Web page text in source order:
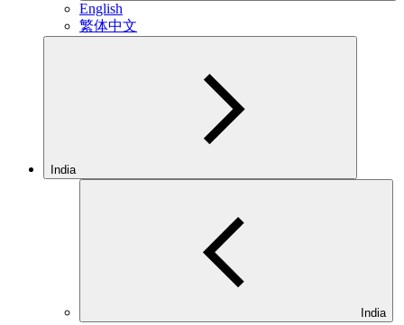
English
繁体中文
India
India